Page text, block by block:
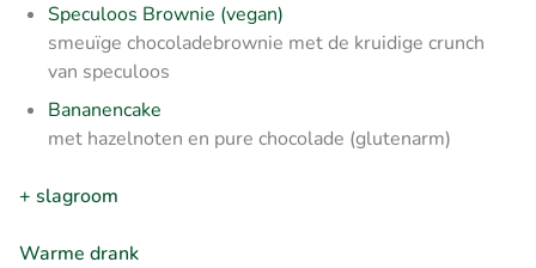
Speculoos Brownie (vegan)
smeuïge chocoladebrownie met de kruidige crunch
van speculoos
Bananencake
met hazelnoten en pure chocolade (glutenarm)
+ slagroom
Warme drank